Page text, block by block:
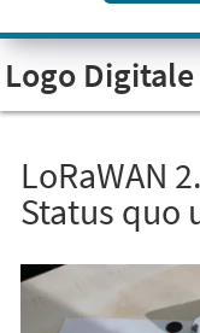
Visuelle
Assistenzsoftware
öffnen.
Logo
LoRaWAN
Status quo